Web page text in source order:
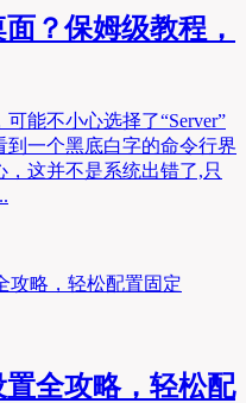
？保姆级教程，
能不小心选择了“Server”
到一个黑底白字的命令行界
这并不是系统出错了,只
全攻略，轻松配